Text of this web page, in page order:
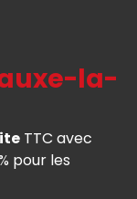
la-
TTC avec
pour les